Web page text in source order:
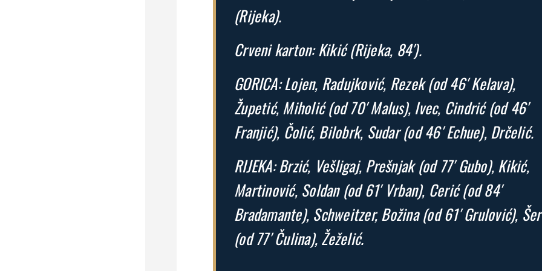
(Rijeka).
Crveni karton: Kikić (Rijeka, 84′).
GORICA: Lojen, Radujković, Rezek (od 46′ Kelava),
Župetić, Miholić (od 70′ Malus), Ivec, Cindrić (od 46′
Franjić), Čolić, Bilobrk, Sudar (od 46′ Echue), Drčelić.
RIJEKA: Brzić, Vešligaj, Prešnjak (od 77′ Gubo), Kikić,
Martinović, Soldan (od 61′ Vrban), Cerić (od 84′
Bradamante), Schweitzer, Božina (od 61′ Grulović),
(od 77′ Čulina), Žeželić.